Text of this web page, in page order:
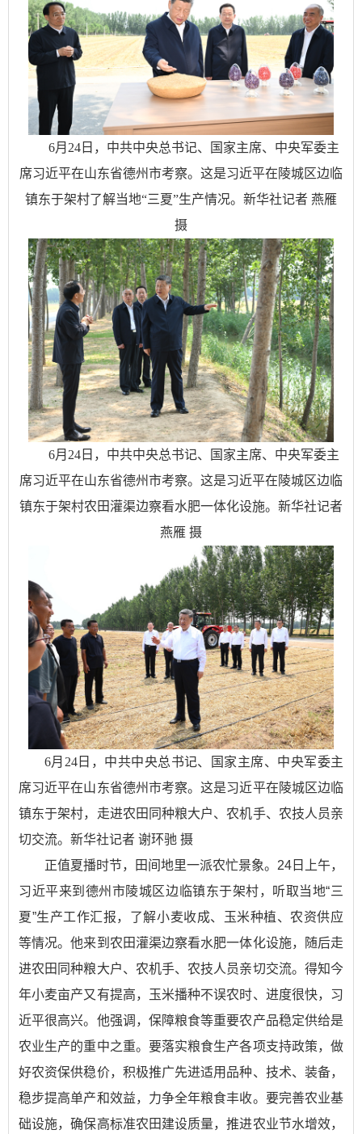
6月24日，中共中央总书记、国家主席、中央军委主
席习近平在山东省德州市考察。这是习近平在陵城区边临
镇东于架村了解当地“三夏”生产情况。新华社记者 燕雁
摄
6月24日，中共中央总书记、国家主席、中央军委主
席习近平在山东省德州市考察。这是习近平在陵城区边临
镇东于架村农田灌渠边察看水肥一体化设施。新华社记者
燕雁 摄
6月24日，中共中央总书记、国家主席、中央军委主
席习近平在山东省德州市考察。这是习近平在陵城区边临
镇东于架村，走进农田同种粮大户、农机手、农技人员亲
切交流。新华社记者 谢环驰 摄
正值夏播时节，田间地里一派农忙景象。24日上午，
习近平来到德州市陵城区边临镇东于架村，听取当地“三
夏”生产工作汇报，了解小麦收成、玉米种植、农资供应
等情况。他来到农田灌渠边察看水肥一体化设施，随后走
进农田同种粮大户、农机手、农技人员亲切交流。得知今
年小麦亩产又有提高，玉米播种不误农时、进度很快，习
近平很高兴。他强调，保障粮食等重要农产品稳定供给是
农业生产的重中之重。要落实粮食生产各项支持政策，做
好农资保供稳价，积极推广先进适用品种、技术、装备，
稳步提高单产和效益，力争全年粮食丰收。要完善农业基
础设施，确保高标准农田建设质量，推进农业节水增效，